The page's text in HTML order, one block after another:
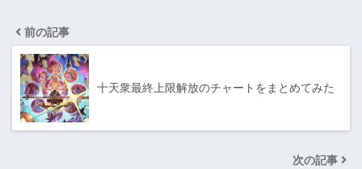
前の記事
十天衆最終上限解放のチャートをまとめてみた
次の記事